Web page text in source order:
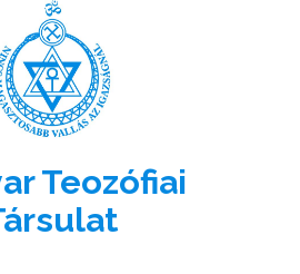
Teozófiai